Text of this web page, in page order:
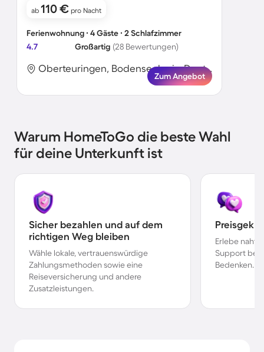
ab 110 € pro Nacht
Ferienwohnung ∙ 4 Gäste ∙ 2 Schlafzimmer
4.7
Großartig (28 Bewertungen)
Oberteuringen, Bodenseekreis, Deutschland
Zum Angebot
Warum HomeToGo die beste Wahl
für deine Unterkunft ist
Sicher bezahlen und auf dem
richtigen Weg bleiben
Wähle lokale, vertrauenswürdige
Zahlungsmethoden sowie eine
Reiseversicherung und andere
Zusatzleistungen.
Erlebe
Support bei
Bedenken.